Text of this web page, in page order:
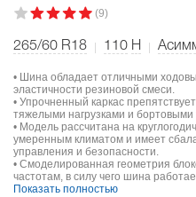
(9)
265/60 R18 110 H
• Шина обладает отличными
эластичности резиновой смеси.
• Упрочненный каркас
тяжелыми нагрузками и
• Модель рассчитана на
умеренным климатом и имеет
управления и безопасности.
• Смоделированная геометрия
частотам, в силу чего шина
Показать полностью